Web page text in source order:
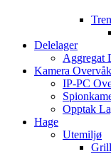
Delelager
Aggregat
Kamera
IP-PC
Opptak
Hage
Utemiljø